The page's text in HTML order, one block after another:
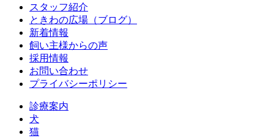
スタッフ紹介
ときわの広場（ブログ）
新着情報
飼い主様からの声
採用情報
お問い合わせ
プライバシーポリシー
診療案内
犬
猫